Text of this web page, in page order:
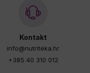
Kontakt
info@nutriteka.hr
+385 40 310 012